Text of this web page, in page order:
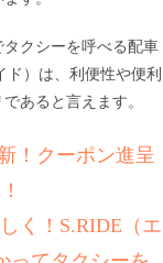
クシーを呼べる配車
ド）は、利便性や便利
あると言えます。
！クーポン進呈
く！S.RIDE（エ